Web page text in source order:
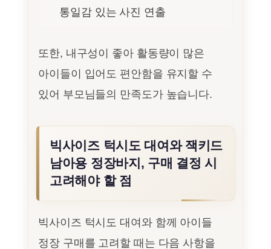
통일감 있는 사진 연출
또한, 내구성이 좋아 활동량이 많은
아이들이 입어도 편안함을 유지할 수
있어 부모님들의 만족도가 높습니다.
빅사이즈 턱시도 대여와 잭키드
남아용 정장바지, 구매 결정 시
고려해야 할 점
빅사이즈 턱시도 대여와 함께 아이들
정장 구매를 고려할 때는 다음 사항을